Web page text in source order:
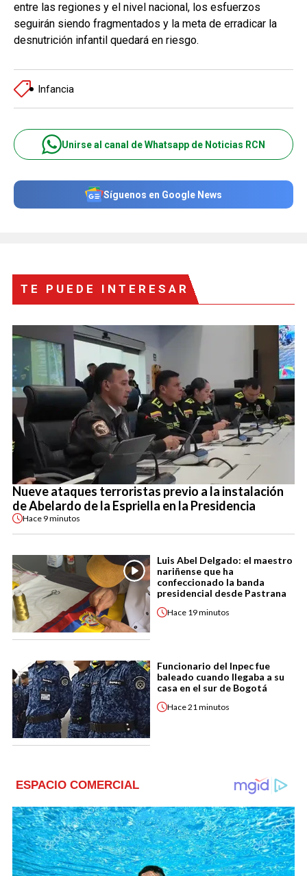
entre las regiones y el nivel nacional, los esfuerzos
seguirán siendo fragmentados y la meta de erradicar la
desnutrición infantil quedará en riesgo.
Infancia
Unirse al canal de Whatsapp de Noticias RCN
Síguenos en Google News
TE PUEDE INTERESAR
Nueve ataques terroristas previo a la instalación
de Abelardo de la Espriella en la Presidencia
Hace 9 minutos
Luis Abel Delgado: el maestro
nariñense que ha
confeccionado la banda
presidencial desde Pastrana
Hace 19 minutos
Funcionario del Inpec fue
baleado cuando llegaba a su
casa en el sur de Bogotá
Hace21 minutos